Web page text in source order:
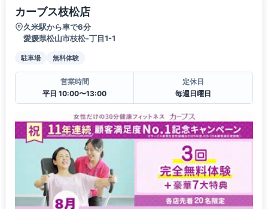
カーブス枝松店
久米駅から車で6分
愛媛県松山市枝松-丁目1-1
駐車場 無料体験
営業時間
平日 10:00〜13:00
定休日
毎週日曜日